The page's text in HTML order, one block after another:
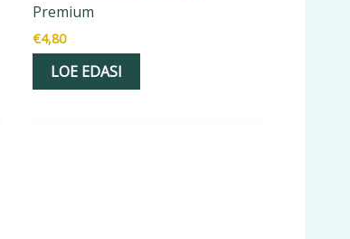
Premium
€4,80
LOE EDASI